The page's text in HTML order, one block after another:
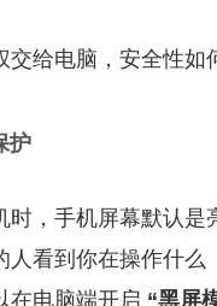
交给电脑，安全性如
护
时，手机屏幕默认是
人看到你在操作什么
在电脑端开启 “黑屏